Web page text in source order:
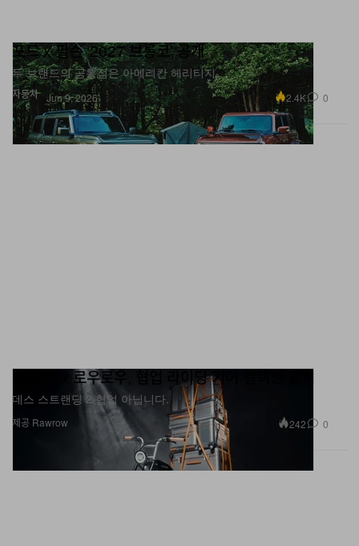
자동차
두 브랜드의 공통점은 아메리칸 헤리티지.
Jun 9, 2026 2.4K
데스 스트랜딩 2 협업 아닙니다.
제공 Rawrow